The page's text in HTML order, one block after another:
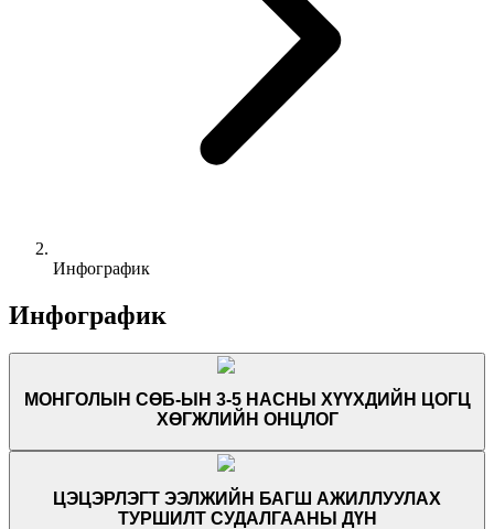
Инфографик
Инфографик
МОНГОЛЫН СӨБ-ЫН 3-5 НАСНЫ ХҮҮХДИЙН ЦОГЦ
ХӨГЖЛИЙН ОНЦЛОГ
ЦЭЦЭРЛЭГТ ЭЭЛЖИЙН БАГШ АЖИЛЛУУЛАХ
ТУРШИЛТ СУДАЛГААНЫ ДҮН